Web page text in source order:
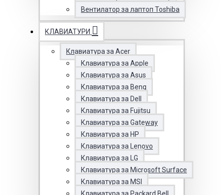
Вентилатор за лаптоп Toshiba
КЛАВИАТУРИ
Клавиатура за Acer
Клавиатура за Apple
Клавиатура за Asus
Клавиатура за Benq
Клавиатура за Dell
Клавиатура за Fujitsu
Клавиатура за Gateway
Клавиатура за HP
Клавиатура за Lenovo
Клавиатура за LG
Клавиатура за Microsoft Surface
Клавиатура за MSI